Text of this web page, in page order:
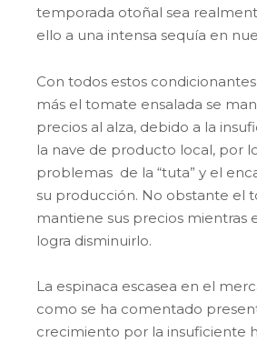
temporada otoñal sea
ello a una intensa sequía en
Con todos estos
más el tomate ensalada se
precios al alza, debido a la
la nave de producto local, por
problemas de la “tuta” y el
su producción. No obstante el
mantiene sus precios mientras
logra disminuirlo.
La espinaca escasea en el
como se ha comentado
crecimiento por la insuficiente